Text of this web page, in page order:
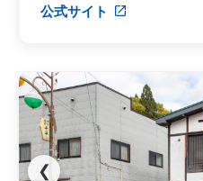
公式サイト
❮